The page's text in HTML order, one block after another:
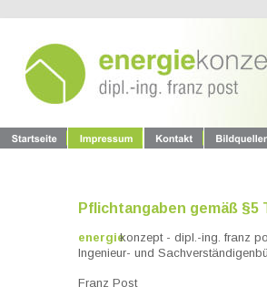
Pflichtangaben gemäß §5
energiekonzept - dipl.-ing. franz
Ingenieur- und
Franz Post